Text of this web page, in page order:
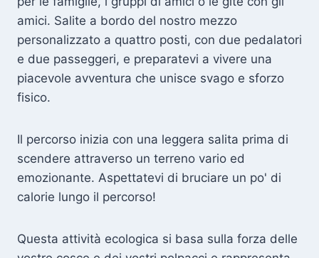
amici. Salite a bordo del nostro mezzo
personalizzato a quattro posti, con due pedalatori
e due passeggeri, e preparatevi a vivere una
piacevole avventura che unisce svago e sforzo
fisico.
Il percorso inizia con una leggera salita prima di
scendere attraverso un terreno vario ed
emozionante. Aspettatevi di bruciare un po' di
calorie lungo il percorso!
Questa attività ecologica si basa sulla forza delle